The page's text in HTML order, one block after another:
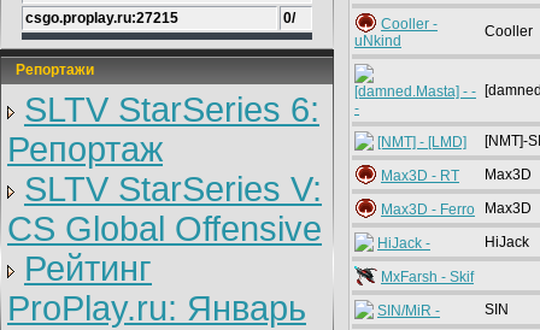
csgo.proplay.ru:27215 0/
Репортажи
SLTV StarSeries 6:
Репортаж
SLTV StarSeries V:
CS Global Offensive
Рейтинг
ProPlay.ru: Январь
Cooller -
uNkind
Cooller
[damned.Masta] - -
-
[NMT] - [LMD] [NMT]-
Max3D - RT Max3D
Max3D - Ferro Max3D
HiJack - HiJack
MxFarsh - Skif
SIN/MiR -
SIN